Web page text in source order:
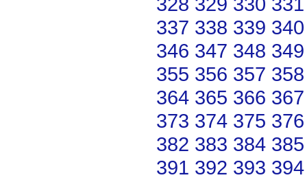
337 338 339 340
346 347 348 349
355 356 357 358
364 365 366 367
373 374 375 376
382 383 384 385
391 392 393 394